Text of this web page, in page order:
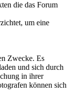
die das Forum
um eine
Zwecke. Es
und sich durch
in ihrer
können sich